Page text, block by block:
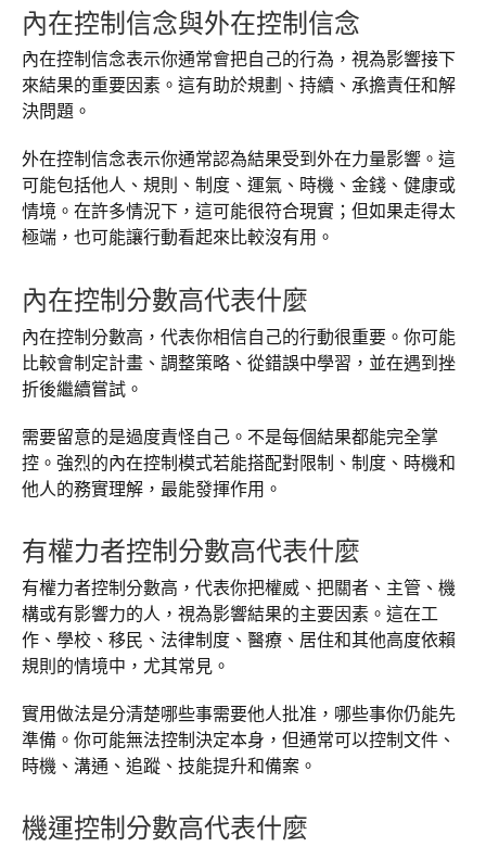
內在控制信念與外在控制信念
內在控制信念表示你通常會把自己的行為，視為影響接下
來結果的重要因素。這有助於規劃、持續、承擔責任和解
決問題。
外在控制信念表示你通常認為結果受到外在力量影響。這
可能包括他人、規則、制度、運氣、時機、金錢、健康或
情境。在許多情況下，這可能很符合現實；但如果走得太
極端，也可能讓行動看起來比較沒有用。
內在控制分數高代表什麼
內在控制分數高，代表你相信自己的行動很重要。你可能
比較會制定計畫、調整策略、從錯誤中學習，並在遇到挫
折後繼續嘗試。
需要留意的是過度責怪自己。不是每個結果都能完全掌
控。強烈的內在控制模式若能搭配對限制、制度、時機和
他人的務實理解，最能發揮作用。
有權力者控制分數高代表什麼
有權力者控制分數高，代表你把權威、把關者、主管、機
構或有影響力的人，視為影響結果的主要因素。這在工
作、學校、移民、法律制度、醫療、居住和其他高度依賴
規則的情境中，尤其常見。
實用做法是分清楚哪些事需要他人批准，哪些事你仍能先
準備。你可能無法控制決定本身，但通常可以控制文件、
時機、溝通、追蹤、技能提升和備案。
機運控制分數高代表什麼